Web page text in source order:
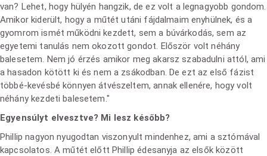
van? Lehet, hogy hülyén hangzik, de ez volt a legnagyobb gondom.
Amikor kiderült, hogy a műtét utáni fájdalmaim enyhülnek, és a
gyomrom ismét működni kezdett, sem a búvárkodás, sem az
egyetemi tanulás nem okozott gondot. Először volt néhány
balesetem. Nem jó érzés amikor meg akarsz szabadulni attól, ami
a hasadon kötött ki és nem a zsákodban. De ezt az első fázist
többé-kevésbé könnyen átvészeltem, annak ellenére, hogy volt
néhány kezdeti balesetem."
Egyensúlyt elvesztve? Mi lesz később?
Phillip nagyon nyugodtan viszonyult mindenhez, ami a sztómával
kapcsolatos. A műtét előtt Phillip édesanyja az elsők között